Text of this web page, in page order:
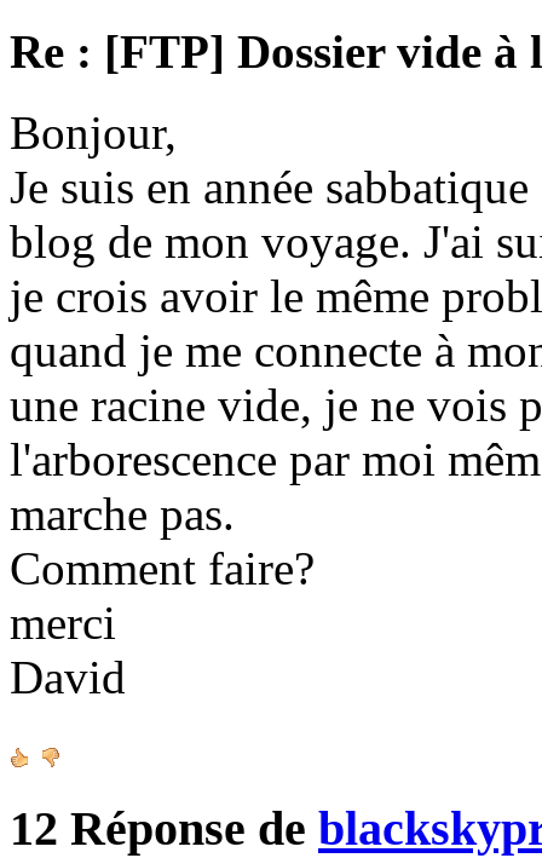
Re : [FTP] Dossier vide à
Bonjour,
Je suis en année
blog de mon voyage. J'ai
je crois avoir le même
quand je me connecte à
une racine vide, je ne vois
l'arborescence par moi
marche pas.
Comment faire?
merci
David
12 Réponse de